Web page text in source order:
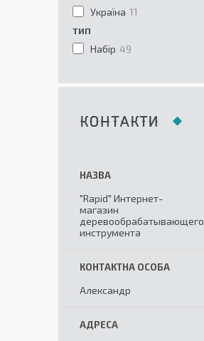
Україна 11
ТИП
Набір 49
КОНТАКТИ
"Rapid" Интернет-
магазин
деревообрабатывающего
инструмента
Александр